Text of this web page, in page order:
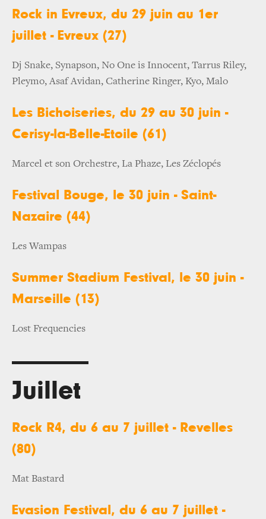
Rock in Evreux, du 29 juin au 1er
juillet - Evreux (27)
Dj Snake, Synapson, No One is Innocent, Tarrus Riley,
Pleymo, Asaf Avidan, Catherine Ringer, Kyo, Malo
Les Bichoiseries, du 29 au 30 juin -
Cerisy-la-Belle-Etoile (61)
Marcel et son Orchestre, La Phaze, Les Zéclopés
Festival Bouge, le 30 juin - Saint-
Nazaire (44)
Les Wampas
Summer Stadium Festival, le 30 juin -
Marseille (13)
Lost Frequencies
Juillet
Rock R4, du 6 au 7 juillet - Revelles
(80)
Mat Bastard
Evasion Festival, du 6 au 7 juillet -